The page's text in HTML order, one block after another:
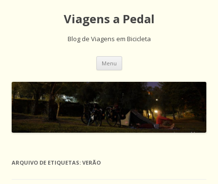
Viagens a Pedal
Blog de Viagens em Bicicleta
Menu Saltar
o
conteúdo
ARQUIVO DE ETIQUETAS: VERÃO